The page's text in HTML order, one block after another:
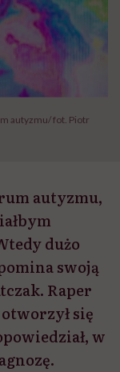
autyzmu/ fot. Piotr
autyzmu,
dużo
swoją
Raper
się
w